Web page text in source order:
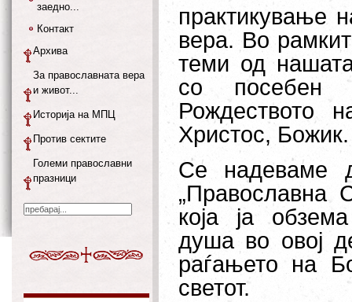
практикување
вера. Во
теми од
со посебен
Рождеството
Христос, Божик.
Се надеваме
„Православна
која ја
душа во овој
раѓањето на
светот.
заедно...
Контакт
Архива
За православната вера
и живот...
Историја на МПЦ
Против сектите
Големи православни
празници